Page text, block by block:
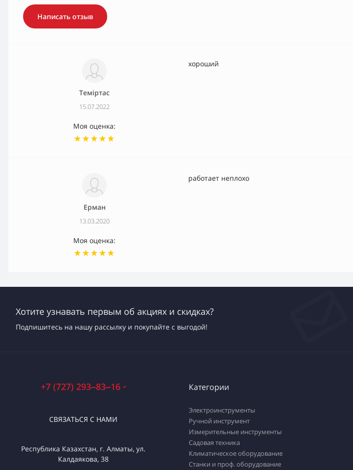
Написать отзыв
Темiртас
15.07.2022
Моя оценка:
хороший
Ерман
13.03.2020
Моя оценка:
работает неплохо
Хотите узнавать первым об акциях и скидках?
Подпишитесь на нашу рассылку и покупайте с выгодой!
+7 (727) 293‒83‒16
СВЯЗАТЬСЯ С НАМИ
Республика Казахстан, г. Алматы, ул.
Калдаякова, 38
Категории
Электроинструменты
Ручной инструмент
Измерительные инструменты
Садовая техника
Климатическое оборудование
Станки и проф. оборудование